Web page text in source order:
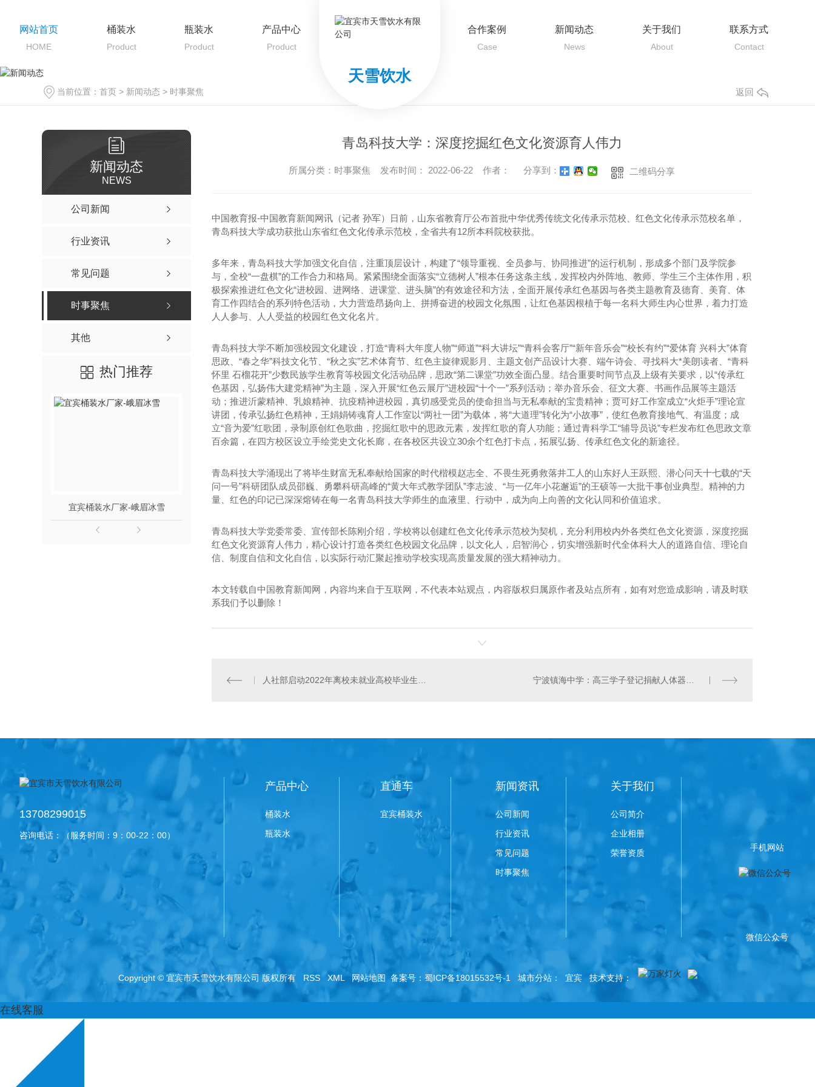
天雪饮水
网站首页
HOME
桶装水
Product
瓶装水
Product
产品中心
Product
合作案例
Case
新闻动态
News
关于我们
About
联系方式
Contact
当前位置： 首页 > 新闻动态 > 时事聚焦 返回
新闻动态
NEWS
公司新闻
行业资讯
常见问题
时事聚焦
其他
热门推荐
宜宾桶装水厂家-峨眉冰雪 宜宾桶装水-竹海山泉冰泉水 宜宾桶装水-竹海山泉纯净水 宜宾桶装水-天雪冰泉
青岛科技大学：深度挖掘红色文化资源育人伟力
所属分类：时事聚焦 发布时间： 2022-06-22 作者： 分享到： 二维码分享
中国教育报-中国教育新闻网讯（记者 孙军）日前，山东省教育厅公布首批中华优秀传统文化传承示范校、红色文化传承示范校名单，
青岛科技大学成功获批山东省红色文化传承示范校，全省共有12所本科院校获批。
多年来，青岛科技大学加强文化自信，注重顶层设计，构建了“领导重视、全员参与、协同推进”的运行机制，形成多个部门及学院参
与，全校“一盘棋”的工作合力和格局。紧紧围绕全面落实“立德树人”根本任务这条主线，发挥校内外阵地、教师、学生三个主体作用，积
极探索推进红色文化“进校园、进网络、进课堂、进头脑”的有效途径和方法，全面开展传承红色基因与各类主题教育及德育、美育、体
育工作四结合的系列特色活动，大力营造昂扬向上、拼搏奋进的校园文化氛围，让红色基因根植于每一名科大师生内心世界，着力打造
人人参与、人人受益的校园红色文化名片。
青岛科技大学不断加强校园文化建设，打造“青科大年度人物”“师道”“科大讲坛”“青科会客厅”“新年音乐会”“校长有约”“爱体育 兴科大”体育
思政、“春之华”科技文化节、“秋之实”艺术体育节、红色主旋律观影月、主题文创产品设计大赛、端午诗会、寻找科大*美朗读者、“青科
怀里 石榴花开”少数民族学生教育等校园文化活动品牌，思政“第二课堂”功效全面凸显。结合重要时间节点及上级有关要求，以“传承红
色基因，弘扬伟大建党精神”为主题，深入开展“红色云展厅”进校园“十个一”系列活动；举办音乐会、征文大赛、书画作品展等主题活
动；推进沂蒙精神、乳娘精神、抗疫精神进校园，真切感受党员的使命担当与无私奉献的宝贵精神；贾可好工作室成立“火炬手”理论宣
讲团，传承弘扬红色精神，王娟娟铸魂育人工作室以“两社一团”为载体，将“大道理”转化为“小故事”，使红色教育接地气、有温度；成
立“音为爱”红歌团，录制原创红色歌曲，挖掘红歌中的思政元素，发挥红歌的育人功能；通过青科学工“辅导员说”专栏发布红色思政文章
百余篇，在四方校区设立手绘党史文化长廊，在各校区共设立30余个红色打卡点，拓展弘扬、传承红色文化的新途径。
青岛科技大学涌现出了将毕生财富无私奉献给国家的时代楷模赵志全、不畏生死勇救落井工人的山东好人王跃熙、潜心问天十七载的“天
问一号”科研团队成员邵巍、勇攀科研高峰的“黄大年式教学团队”李志波、“与一亿年小花邂逅”的王硕等一大批干事创业典型。精神的力
量、红色的印记已深深熔铸在每一名青岛科技大学师生的血液里、行动中，成为向上向善的文化认同和价值追求。
青岛科技大学党委常委、宣传部长陈刚介绍，学校将以创建红色文化传承示范校为契机，充分利用校内外各类红色文化资源，深度挖掘
红色文化资源育人伟力，精心设计打造各类红色校园文化品牌，以文化人，启智润心，切实增强新时代全体科大人的道路自信、理论自
信、制度自信和文化自信，以实际行动汇聚起推动学校实现高质量发展的强大精神动力。
本文转载自中国教育新闻网，内容均来自于互联网，不代表本站观点，内容版权归属原作者及站点所有，如有对您造成影响，请及时联
系我们予以删除！
人社部启动2022年离校未就业高校毕业生服务攻坚行动 宁波镇海中学：高三学子登记捐献人体器官 完成特殊成人礼
13708299015
咨询电话：（服务时间：9：00-22：00）
产品中心
桶装水
瓶装水
直通车
宜宾桶装水
新闻资讯
公司新闻
行业资讯
常见问题
时事聚焦
关于我们
公司简介
企业相册
荣誉资质
手机网站
微信公众号
Copyright © 宜宾市天雪饮水有限公司 版权所有 RSS XML 网站地图 备案号： 蜀ICP备18015532号-1 城市分站： 宜宾技术支持：
在线客服